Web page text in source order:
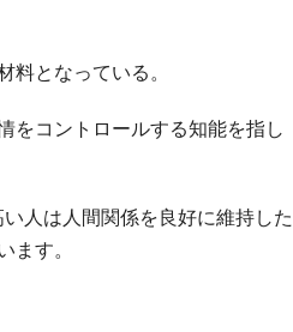
料となっている。
をコントロールする知能を指し
人は人間関係を良好に維持した
ます。